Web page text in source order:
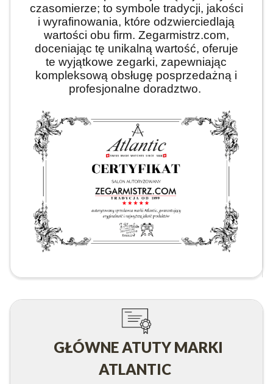
czasomierze; to symbole tradycji, jakości
i wyrafinowania, które odzwierciedlają
wartości obu firm. Zegarmistrz.com,
doceniając tę unikalną wartość, oferuje
te wyjątkowe zegarki, zapewniając
kompleksową obsługę posprzedażną i
profesjonalne doradztwo.
GŁÓWNE ATUTY MARKI
ATLANTIC